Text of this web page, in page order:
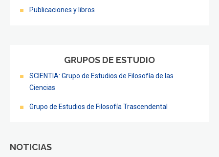
Publicaciones y libros
GRUPOS DE ESTUDIO
SCIENTIA: Grupo de Estudios de Filosofía de las
Ciencias
Grupo de Estudios de Filosofía Trascendental
NOTICIAS